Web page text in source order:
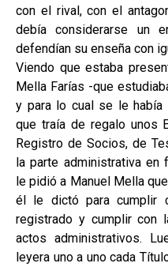
con el rival, con el
debía considerarse un
defendían su enseña con
Viendo que estaba
Mella Farías -que
y para lo cual se le había
que traía de regalo unos
Registro de Socios, de
la parte administrativa en
le pidió a Manuel Mella
él le dictó para cumplir
registrado y cumplir con
actos administrativos.
leyera uno a uno cada